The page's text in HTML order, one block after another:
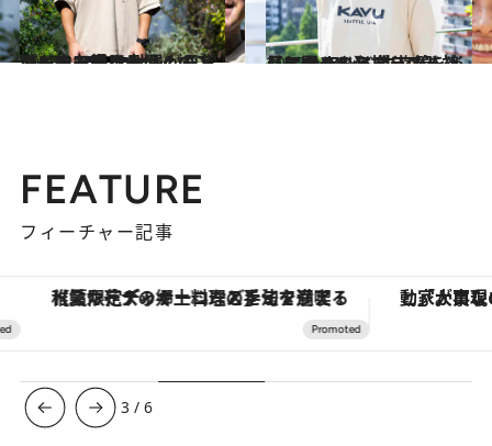
2023.11.30
海も山も楽しみ尽くす！ 「ヘリーハンセン」のアウトドア好き 社員が日常使いする愛用品は？
ライフスタイル 2022.9.24
【アウトドアブランド社員に聞く！】 外遊びを楽しむための必携リスト 〈エイ アンド エフ篇〉
ライフスタイル
FEATURE
フィーチャー記事
【夏限定ディナーコース】旬を迎える稚鮎や花ズッキーニなどをイタリア・トスカーナの郷土料理の手法で満喫！
3 /6